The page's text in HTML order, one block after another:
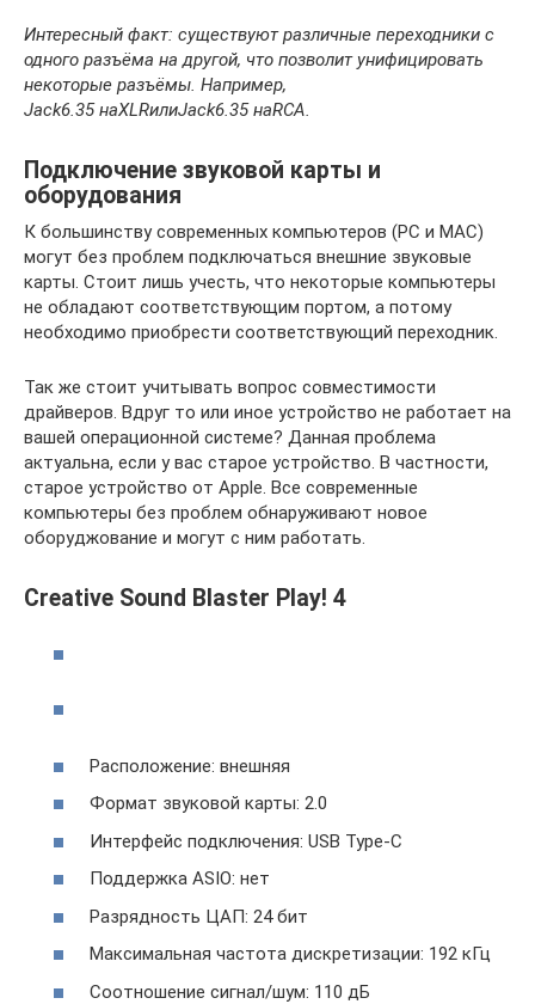
Интересный факт: существуют различные переходники с
одного разъёма на другой, что позволит унифицировать
некоторые разъёмы. Например,
Jack6.35 наXLRилиJack6.35 наRCA.
Подключение звуковой карты и
оборудования
К большинству современных компьютеров (PC и MAC)
могут без проблем подключаться внешние звуковые
карты. Стоит лишь учесть, что некоторые компьютеры
не обладают соответствующим портом, а потому
необходимо приобрести соответствующий переходник.
Так же стоит учитывать вопрос совместимости
драйверов. Вдруг то или иное устройство не работает на
вашей операционной системе? Данная проблема
актуальна, если у вас старое устройство. В частности,
старое устройство от Apple. Все современные
компьютеры без проблем обнаруживают новое
оборуджование и могут с ним работать.
Creative Sound Blaster Play! 4
Расположение: внешняя
Формат звуковой карты: 2.0
Интерфейс подключения: USB Type-C
Поддержка ASIO: нет
Разрядность ЦАП: 24 бит
Максимальная частота дискретизации: 192 кГц
Соотношение сигнал/шум: 110 дБ